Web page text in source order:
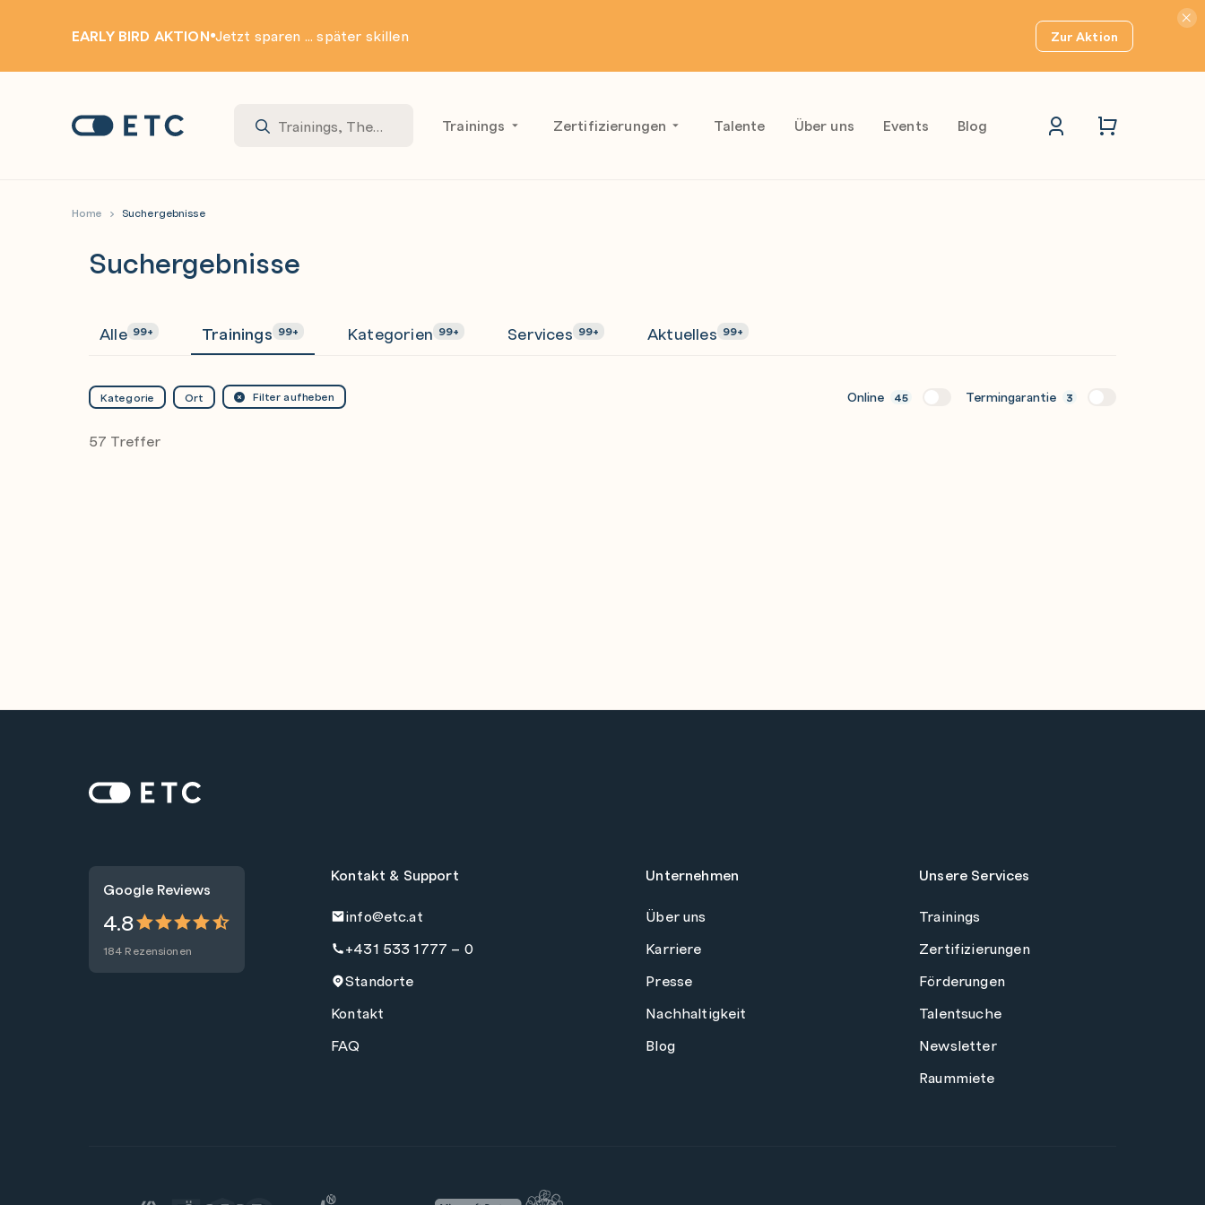
EARLY BIRD AKTION Jetzt sparen ... später skillen Zur Aktion
Startseite: ETC Trainings Zertifizierungen Talente Über uns Events Blog
Home Suchergebnisse
Suchergebnisse
Alle 99+ Trainings 99+ Kategorien 99+ Services 99+ Aktuelles 99+
Kategorie Ort Filter aufheben Online 45 Termingarantie 3
57 Treffer
Zur Startseite: ETC
Google Reviews
4.8
184 Rezensionen
Kontakt & Support
info@etc.at
+431 533 1777 – 0
Standorte
Kontakt
FAQ
Unternehmen
Über uns
Karriere
Presse
Nachhaltigkeit
Blog
Unsere Services
Trainings
Zertifizierungen
Förderungen
Talentsuche
Newsletter
Raummiete